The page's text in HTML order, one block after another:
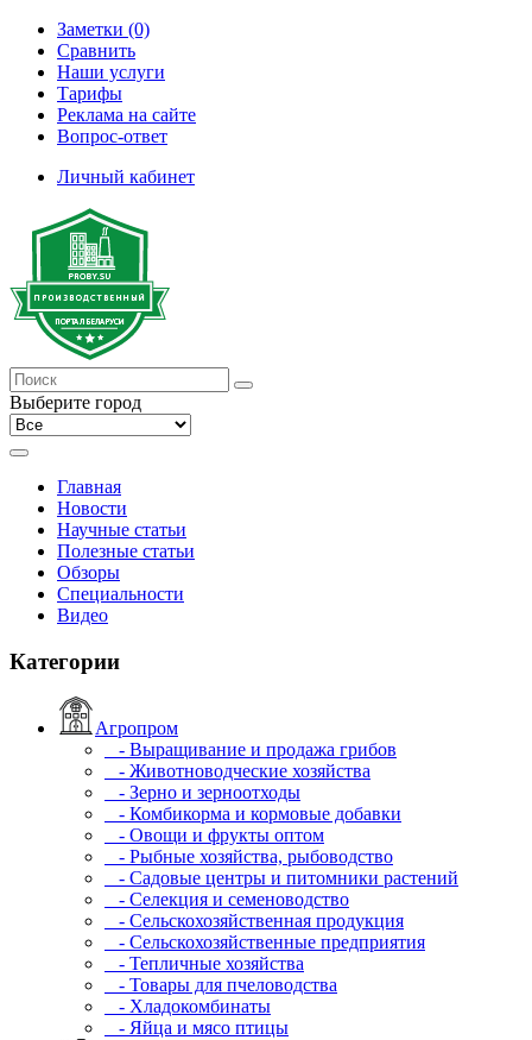
Заметки (0)
Сравнить
Наши услуги
Тарифы
Реклама на сайте
Вопрос-ответ
Личный кабинет
Выберите город
Главная
Новости
Научные статьи
Полезные статьи
Обзоры
Специальности
Видео
Категории
Агропром
- Выращивание и продажа грибов
- Животноводческие хозяйства
- Зерно и зерноотходы
- Комбикорма и кормовые добавки
- Овощи и фрукты оптом
- Рыбные хозяйства, рыбоводство
- Садовые центры и питомники растений
- Селекция и семеноводство
- Сельскохозяйственная продукция
- Сельскохозяйственные предприятия
- Тепличные хозяйства
- Товары для пчеловодства
- Хладокомбинаты
- Яйца и мясо птицы